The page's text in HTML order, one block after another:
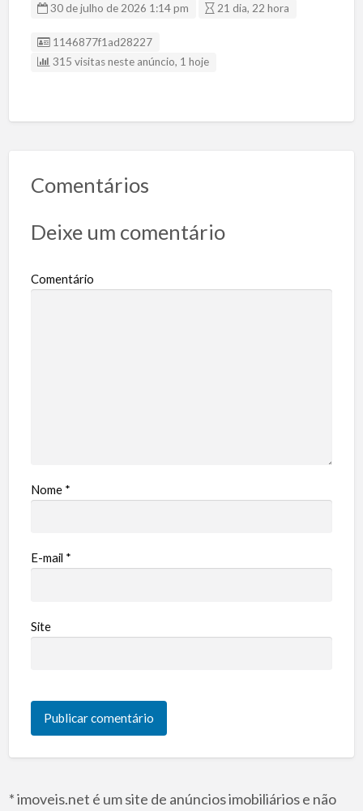
30 de julho de 2026 1:14 pm 21 dia, 22 hora
Listing ID
1146877f1ad28227
315 visitas neste anúncio, 1 hoje
Comentários
Deixe um comentário
Comentário
Nome *
E-mail *
Site
* imoveis.net é um site de anúncios imobiliários e não